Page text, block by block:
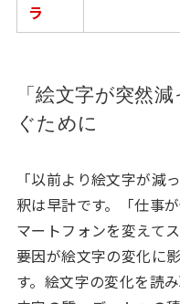
ラ
「絵文字が突然
ぐために
「以前より絵文字が減
釈は早計です。「仕事
マートフォンを変えて
要因が絵文字の変化に
す。絵文字の変化を読